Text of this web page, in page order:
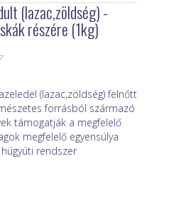
(lazac,zöldség) -
részére (1kg)
(lazac,zöldség) felnőtt
forrásból származó
támogatják a megfelelő
megfelelő egyensúlya
rendszer